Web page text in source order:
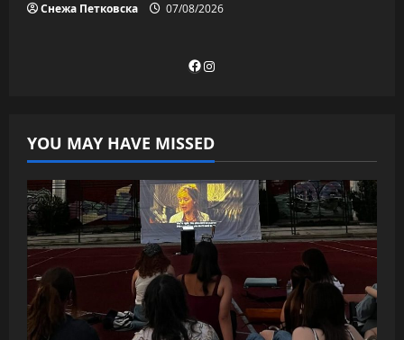
Снежа Петковска 07/08/2026
Facebook
Instagram
YOU MAY HAVE MISSED